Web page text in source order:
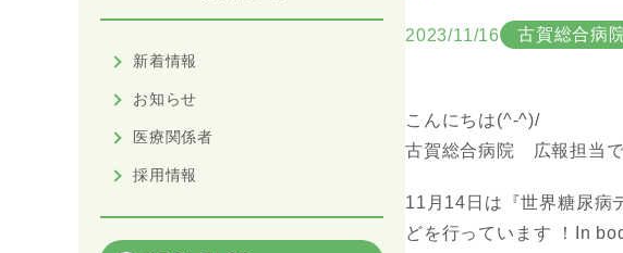
新着情報
お知らせ
医療関係者
採用情報
2023/11/16 古賀総合病
こんにちは(^-^)/
古賀総合病院 広報担当で
11月14日は『世界糖尿病
どを行っています ！In